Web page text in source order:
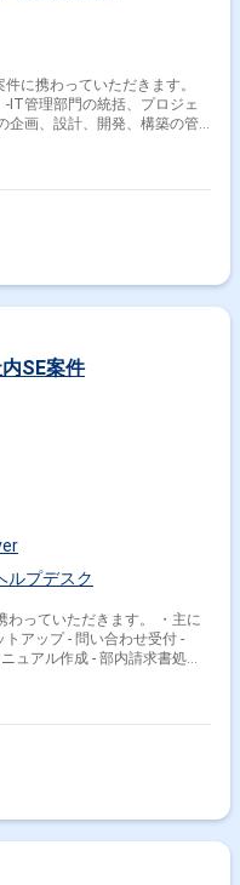
に携わっていただきます。
IT管理部門の統括、プロジェ
画、設計、開発、構築の管
SE案件
ルプデスク
わっていただきます。 ・主に
ジニア